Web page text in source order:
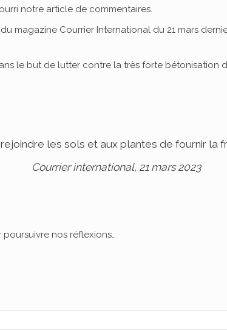
notre article de commentaires.
magazine Courrier International du 21 mars
le but de lutter contre la très forte
les sols et aux plantes de fournir la
Courrier international, 21 mars 2023
nos réflexions…